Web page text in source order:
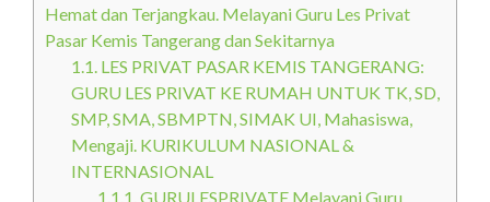
Hemat dan Terjangkau. Melayani Guru Les Privat
Pasar Kemis Tangerang dan Sekitarnya
1.1. LES PRIVAT PASAR KEMIS TANGERANG:
GURU LES PRIVAT KE RUMAH UNTUK TK, SD,
SMP, SMA, SBMPTN, SIMAK UI, Mahasiswa,
Mengaji. KURIKULUM NASIONAL &
INTERNASIONAL
1.1.1.GURULESPRIVATE Melayani Guru